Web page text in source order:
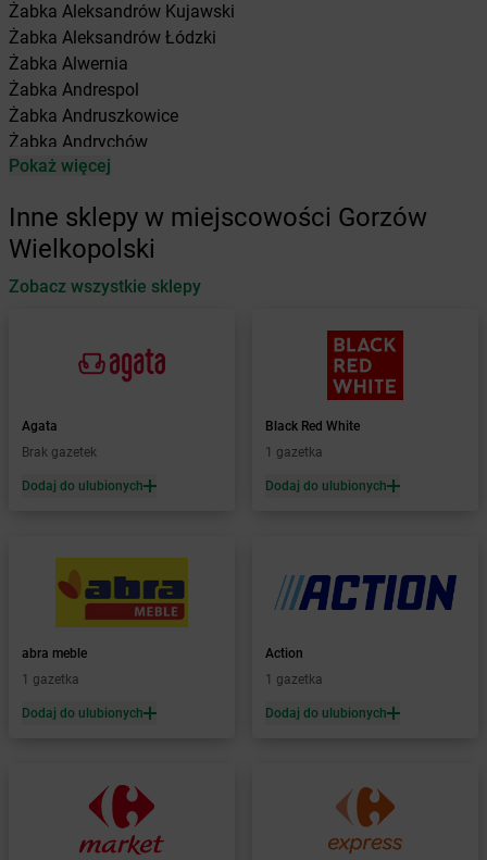
Żabka Aleksandrów Kujawski
Żabka Aleksandrów Łódzki
Żabka Alwernia
Żabka Andrespol
Żabka Andruszkowice
Żabka Andrychów
Żabka Antonie
Żabka Automat
Żabka Babica
Żabka Babice Nowe
Baboszewo
Żabka
Żabka Bąków
Żabka
Barcin
Barczewo
Żabka Bardo
Żabka Barlinek
Żabka Barniewice
Żabka Bartąg
Barwałd Średni
Barwice
Bażanowice
Pokaż więcej
Inne sklepy w miejscowości Gorzów
Wielkopolski
Zobacz wszystkie sklepy
Agata
Brak gazetek
Dodaj do ulubionych
Black Red White
1 gazetka
Dodaj do ulubionych
abra meble
1 gazetka
Dodaj do ulubionych
Action
1 gazetka
Dodaj do ulubionych